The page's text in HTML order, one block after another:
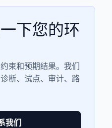
下您的环
束和预期结果。我们
断、试点、审计、路
我们